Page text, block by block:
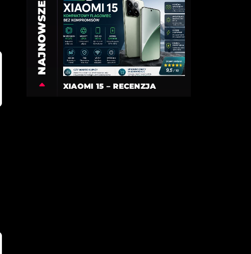
NAJNOWSZE
XIAOMI 15 – RECENZJA